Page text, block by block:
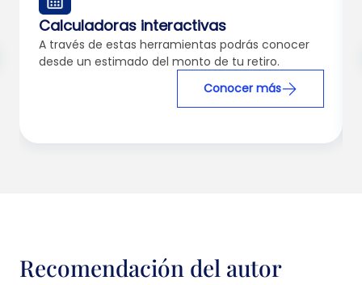
Calculadoras interactivas
A través de estas herramientas podrás conocer
desde un estimado del monto de tu retiro.
Conocer más
Recomendación del autor